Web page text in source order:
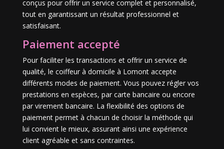
conçus pour offrir un service complet et personnalisé,
tout en garantissant un résultat professionnel et
satisfaisant.
Paiement accepté
Pour faciliter les transactions et offrir un service de
qualité, le coiffeur à domicile à Lomont accepte
différents modes de paiement. Vous pouvez régler vos
prestations en espèces, par carte bancaire ou encore
par virement bancaire. La flexibilité des options de
paiement permet à chacun de choisir la méthode qui
lui convient le mieux, assurant ainsi une expérience
client agréable et sans contraintes.